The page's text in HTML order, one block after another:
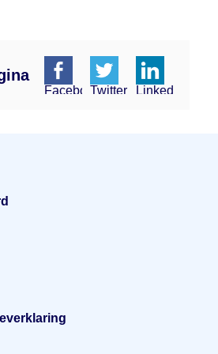
FacebookTwitter Linkedin